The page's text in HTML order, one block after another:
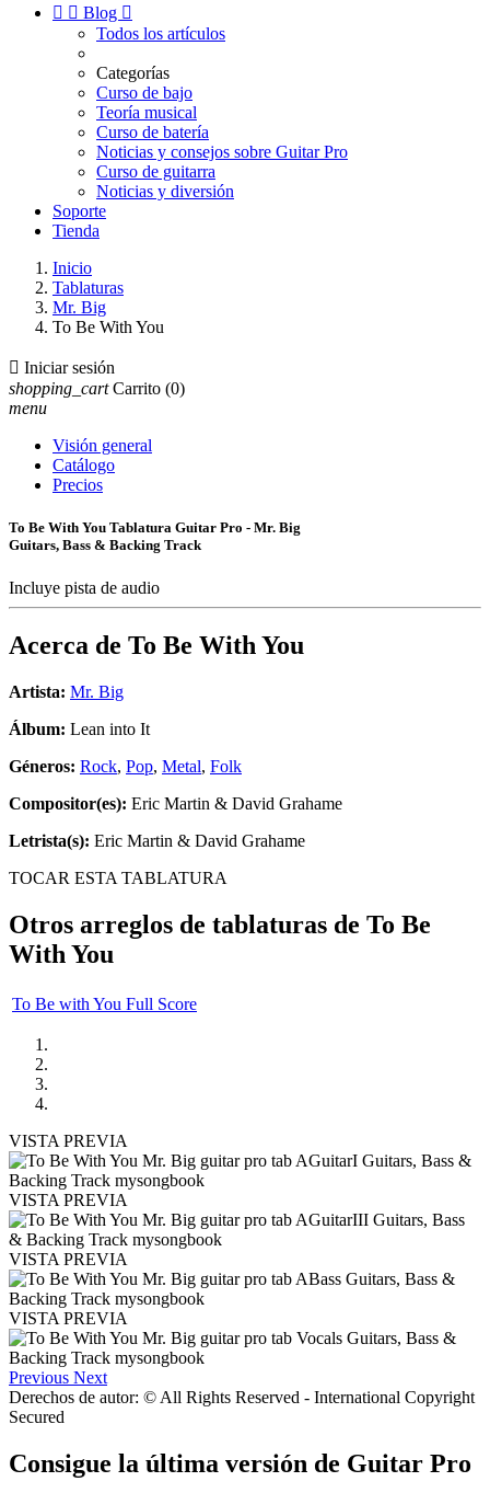
  Blog 
Todos los artículos
Categorías
Curso de bajo
Teoría musical
Curso de batería
Noticias y consejos sobre Guitar Pro
Curso de guitarra
Noticias y diversión
Soporte
Tienda
Inicio
Tablaturas
Mr. Big
To Be With You
 Iniciar sesión
shopping_cart Carrito (0)
menu
Visión general
Catálogo
Precios
To Be With You Tablatura Guitar Pro - Mr. Big
Guitars, Bass & Backing Track
Incluye pista de audio
Acerca de To Be With You
Artista: Mr. Big
Álbum: Lean into It
Géneros: Rock, Pop, Metal, Folk
Compositor(es): Eric Martin & David Grahame
Letrista(s): Eric Martin & David Grahame
TOCAR ESTA TABLATURA
Otros arreglos de tablaturas de To Be
With You
To Be with You Full Score
VISTA PREVIA
VISTA PREVIA
VISTA PREVIA
VISTA PREVIA
Previous Next
Derechos de autor: © All Rights Reserved - International Copyright
Secured
Consigue la última versión de Guitar Pro